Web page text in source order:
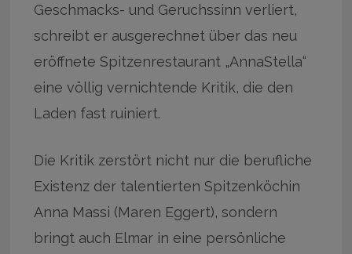
Geschmacks- und Geruchssinn verliert,
schreibt er ausgerechnet über das neu
eröffnete Spitzenrestaurant „AnnaStella“
eine völlig vernichtende Kritik, die den
Laden fast ruiniert.
Die Kritik zerstört nicht nur die berufliche
Existenz der talentierten Spitzenköchin
Anna Massi (Maren Eggert), sondern
bringt auch Elmar in eine persönliche